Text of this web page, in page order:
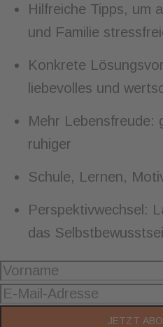
Hilfreiche Tipps, um
und Familie
Konkrete
liebevolles und
Mehr Lebensfreude:
ruhiger
Schule, Lernen,
Perspektivwechsel:
das
JETZT